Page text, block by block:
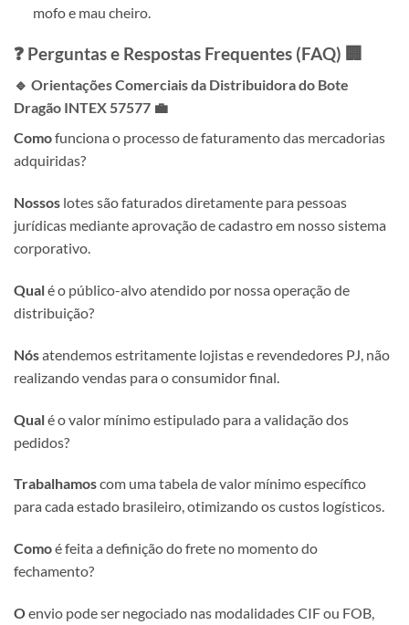
mofo e mau cheiro.
❓ Perguntas e Respostas Frequentes (FAQ) 🏢
🔹 Orientações Comerciais da Distribuidora do Bote
Dragão INTEX 57577 💼
Comofunciona o processo de faturamento das mercadorias
adquiridas?
Nossos lotes são faturados diretamente para pessoas
jurídicas mediante aprovação de cadastro em nosso sistema
corporativo.
Qualé o público-alvo atendido por nossa operação de
distribuição?
Nósatendemos estritamente lojistas e revendedores PJ, não
realizando vendas para o consumidor final.
Qualé o valor mínimo estipulado para a validação dos
pedidos?
Trabalhamoscom uma tabela de valor mínimo específico
para cada estado brasileiro, otimizando os custos logísticos.
Comoé feita a definição do frete no momento do
fechamento?
Oenvio pode ser negociado nas modalidades CIF ou FOB,